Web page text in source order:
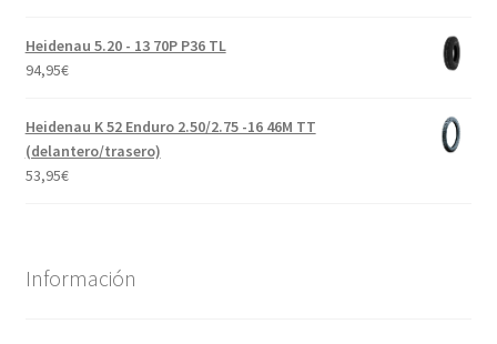
Heidenau 5.20 - 13 70P P36 TL
94,95€
Heidenau K 52 Enduro 2.50/2.75 -16 46M TT
(delantero/trasero)
53,95€
Información